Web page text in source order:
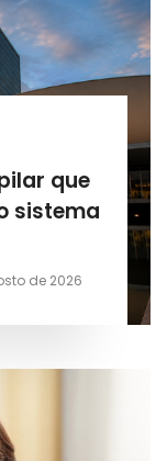
que
sistema
de 2026